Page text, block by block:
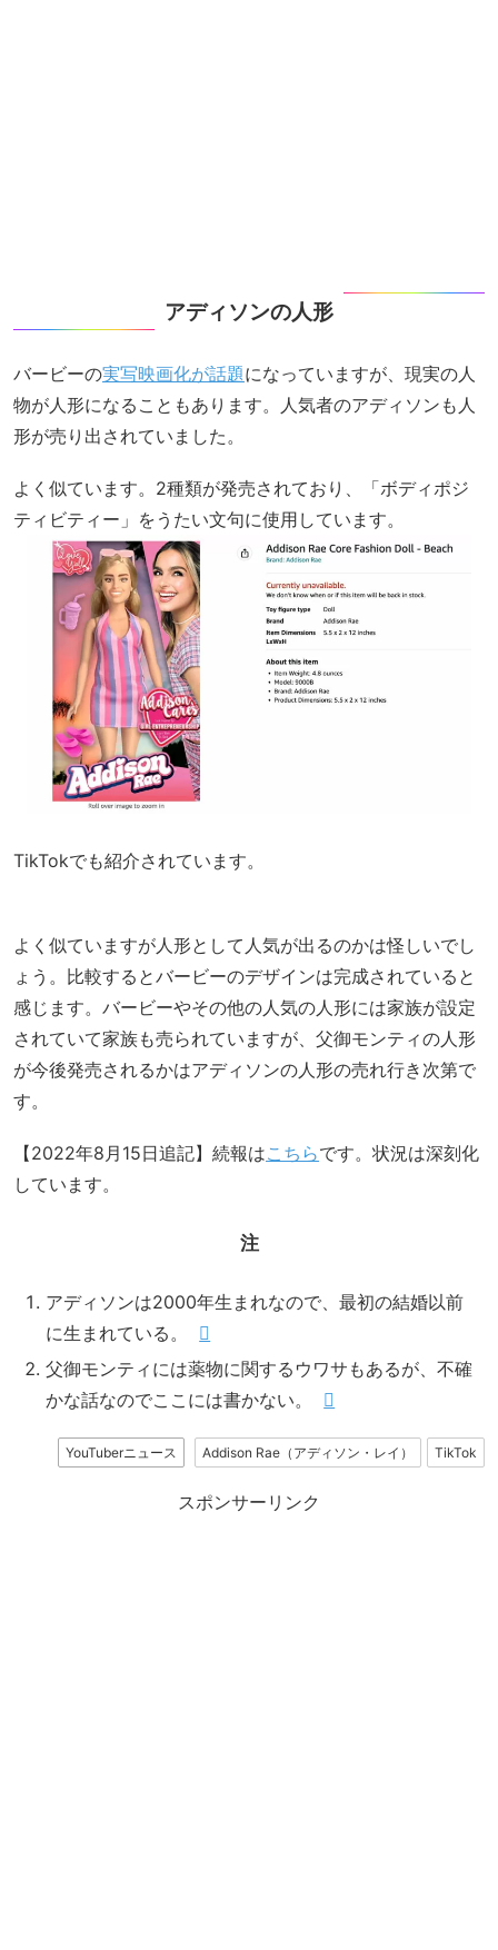
アディソンの人形
バービーの実写映画化が話題になっていますが、現実の人
物が人形になることもあります。人気者のアディソンも人
形が売り出されていました。
よく似ています。2種類が発売されており、「ボディポジ
ティビティー」をうたい文句に使用しています。
TikTokでも紹介されています。
よく似ていますが人形として人気が出るのかは怪しいでし
ょう。比較するとバービーのデザインは完成されていると
感じます。バービーやその他の人気の人形には家族が設定
されていて家族も売られていますが、父御モンティの人形
が今後発売されるかはアディソンの人形の売れ行き次第で
す。
【2022年8月15日追記】続報はこちらです。状況は深刻化
しています。
注
アディソンは2000年生まれなので、最初の結婚以前
に生まれている。
父御モンティには薬物に関するウワサもあるが、不確
かな話なのでここには書かない。
YouTuberニュース Addison Rae（アディソン・レイ） TikTok
スポンサーリンク